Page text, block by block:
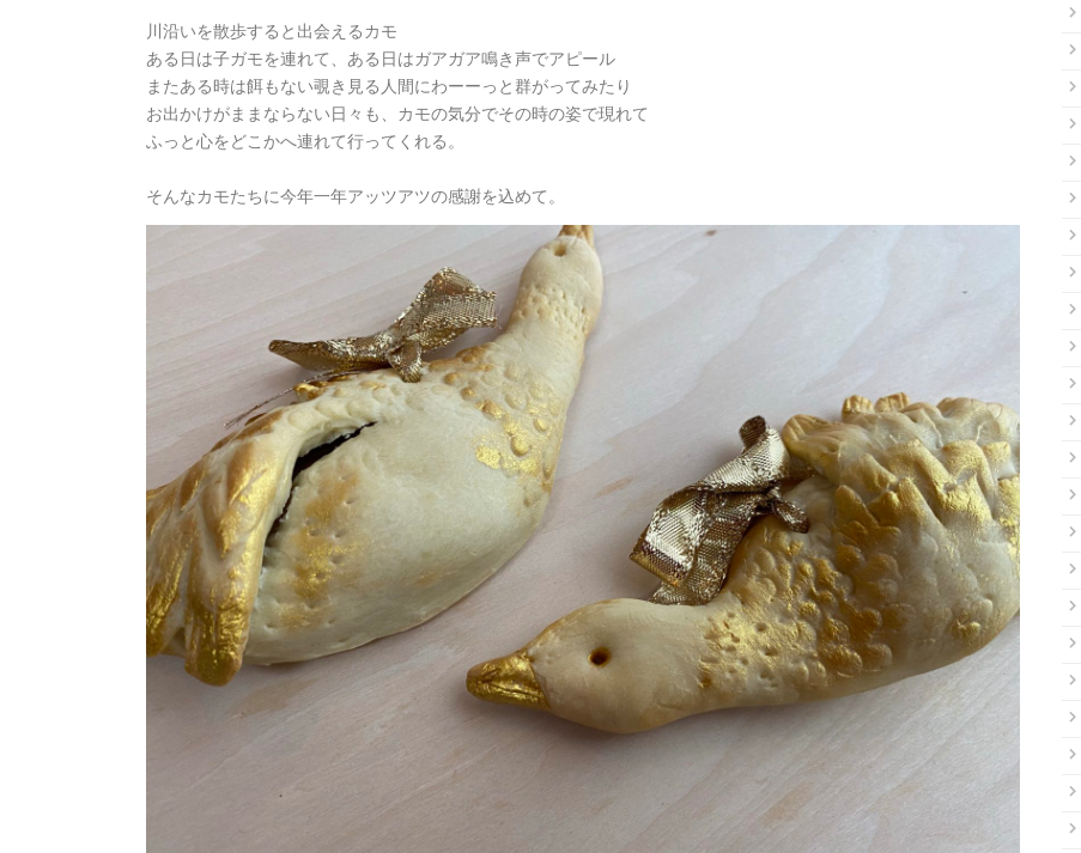
川沿いを散歩すると出会えるカモ
ある日は子ガモを連れて、ある日はガアガア鳴き声でアピール
またある時は餌もない覗き見る人間にわーーっと群がってみたり
お出かけがままならない日々も、カモの気分でその時の姿で現れて
ふっと心をどこかへ連れて行ってくれる。
そんなカモたちに今年一年アッツアツの感謝を込めて。